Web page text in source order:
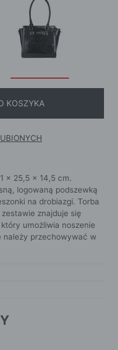
KOSZYKA
× 25,5 × 14,5 cm.
logowaną podszewką
na drobiazgi. Torba
znajduje się
umożliwia noszenie
należy przechowywać w